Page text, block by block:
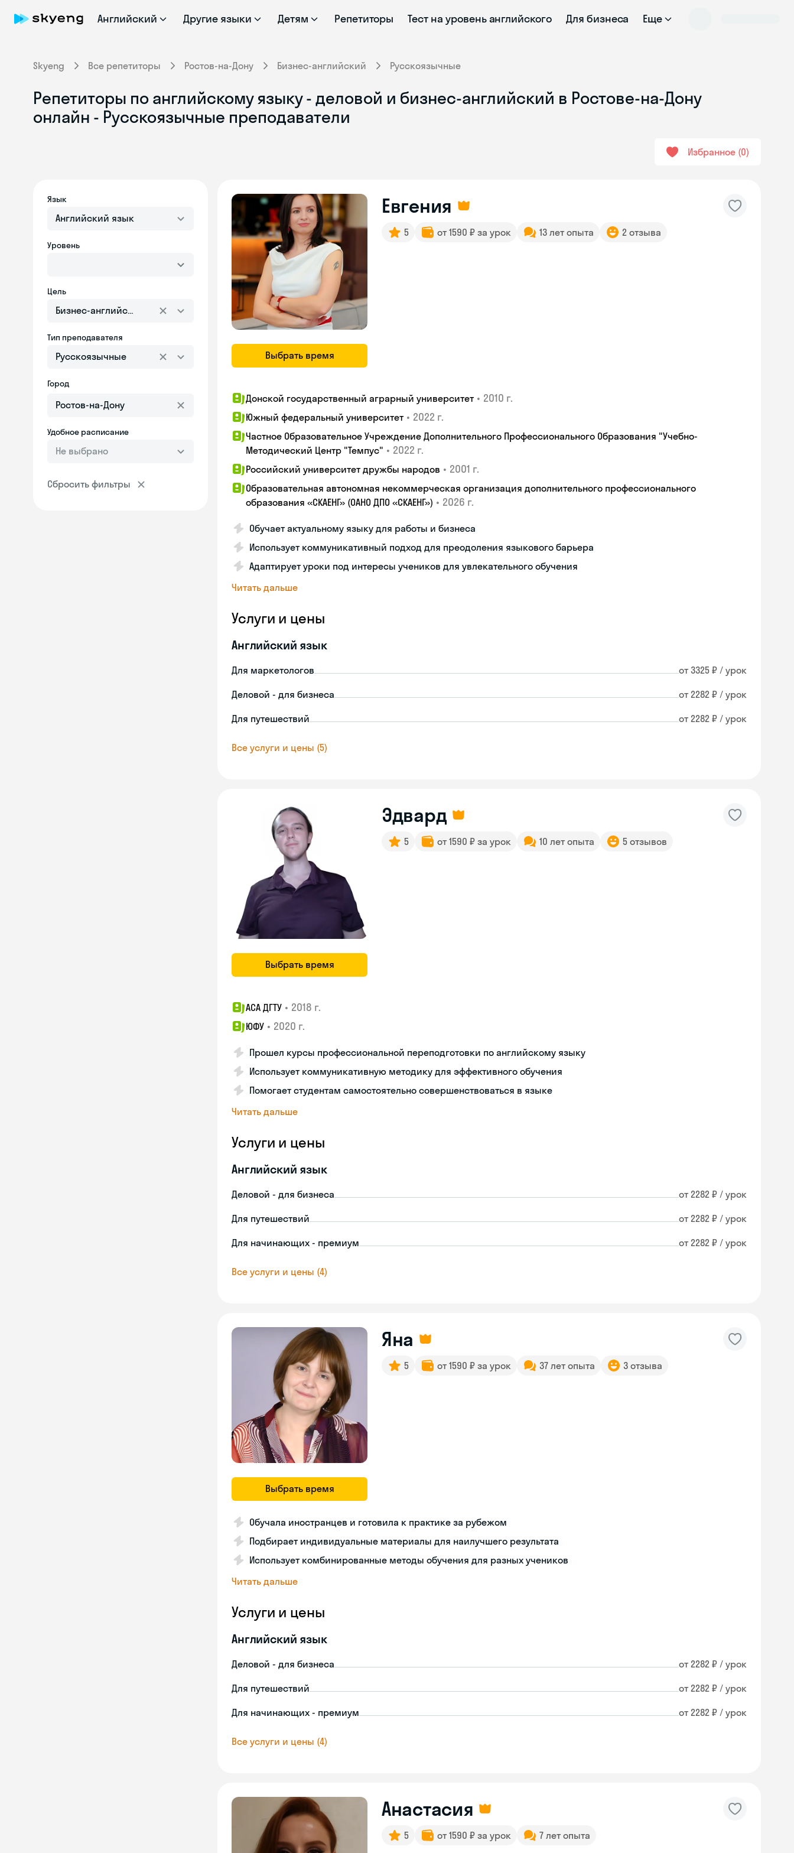
Английский Другие языки Детям Репетиторы Тест на уровень английского Для бизнеса Еще
Skyeng Все репетиторы Ростов-на-Дону Бизнес-английский Русскоязычные
Репетиторы по английскому языку - деловой и бизнес-английский в Ростове-на-Дону
онлайн - Русскоязычные преподаватели
Избранное 0
Язык
Английский язык
Уровень
Цель
Бизнес-английский
Тип преподавателя
Русскоязычные
Город
Удобное расписание
Не выбрано
Сбросить фильтры
Выбрать время
Евгения
5 от 1590 ₽ за урок 13 лет опыта 2 отзыва
Донской государственный аграрный университет • 2010 г.
Южный федеральный университет • 2022 г.
Частное Образовательное Учреждение Дополнительного Профессионального Образования "Учебно-
Методический Центр "Темпус" • 2022 г.
Российский университет дружбы народов • 2001 г.
Образовательная автономная некоммерческая организация дополнительного профессионального
образования «СКАЕНГ» (ОАНО ДПО «СКАЕНГ») • 2026 г.
Обучает актуальному языку для работы и бизнеса
Использует коммуникативный подход для преодоления языкового барьера
Адаптирует уроки под интересы учеников для увлекательного обучения
Читать дальше
Услуги и цены
Английский язык
Для маркетологов от 3325 ₽ / урок
Деловой - для бизнеса от 2282 ₽ / урок
Для путешествий от 2282 ₽ / урок
Все услуги и цены (5)
Выбрать время
Эдвард
5 от 1590 ₽ за урок 10 лет опыта 5 отзывов
АСА ДГТУ • 2018 г.
ЮФУ • 2020 г.
Прошел курсы профессиональной переподготовки по английскому языку
Использует коммуникативную методику для эффективного обучения
Помогает студентам самостоятельно совершенствоваться в языке
Читать дальше
Услуги и цены
Английский язык
Деловой - для бизнеса от 2282 ₽ / урок
Для путешествий от 2282 ₽ / урок
Для начинающих - премиум от 2282 ₽ / урок
Все услуги и цены (4)
Выбрать время
Яна
5 от 1590 ₽ за урок 37 лет опыта 3 отзыва
Обучала иностранцев и готовила к практике за рубежом
Подбирает индивидуальные материалы для наилучшего результата
Использует комбинированные методы обучения для разных учеников
Читать дальше
Услуги и цены
Английский язык
Деловой - для бизнеса от 2282 ₽ / урок
Для путешествий от 2282 ₽ / урок
Для начинающих - премиум от 2282 ₽ / урок
Все услуги и цены (4)
Анастасия
5 от 1590 ₽ за урок 7 лет опыта